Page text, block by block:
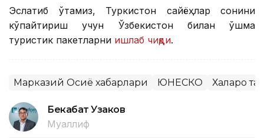
Эслатиб ўтамиз, Туркистон сайёҳлар сонини
кўпайтириш учун Ўзбекистон билан қўшма
туристик пакетларни ишлаб чиқди.
Марказий Осиё хабарлари ЮНЕСКО Халқаро
Бекабат Узаков
Муаллиф